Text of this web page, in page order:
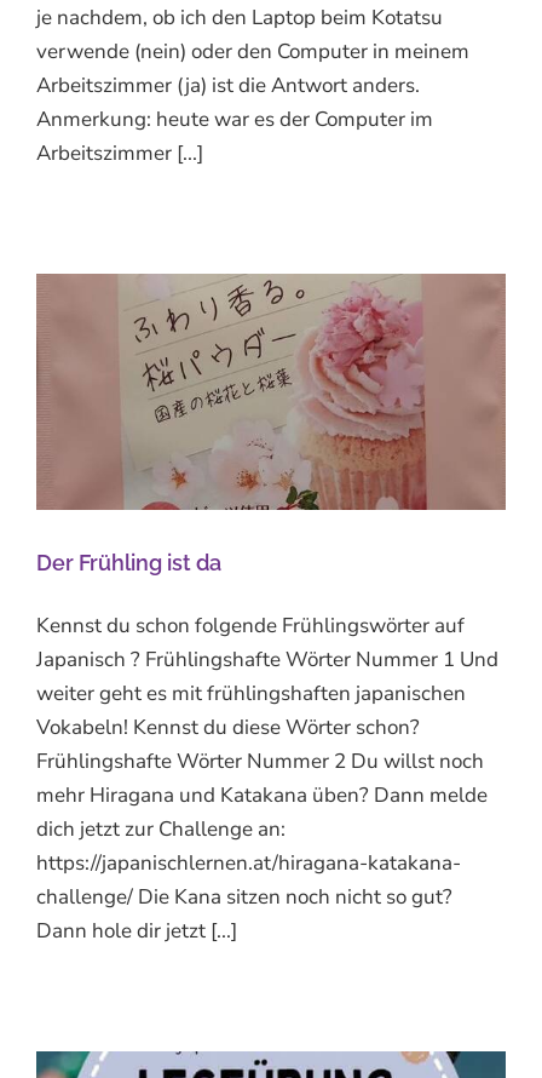
je nachdem, ob ich den Laptop beim Kotatsu
verwende (nein) oder den Computer in meinem
Arbeitszimmer (ja) ist die Antwort anders.
Anmerkung: heute war es der Computer im
Arbeitszimmer [...]
Der Frühling ist da
Kennst du schon folgende Frühlingswörter auf
Japanisch ? Frühlingshafte Wörter Nummer 1 Und
weiter geht es mit frühlingshaften japanischen
Vokabeln! Kennst du diese Wörter schon?
Frühlingshafte Wörter Nummer 2 Du willst noch
mehr Hiragana und Katakana üben? Dann melde
dich jetzt zur Challenge an:
https://japanischlernen.at/hiragana-katakana-
challenge/ Die Kana sitzen noch nicht so gut?
Dann hole dir jetzt [...]